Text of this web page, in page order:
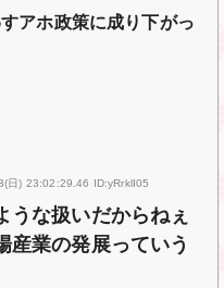
アホ政策に成り下がっ
日) 23:02:29.46 ID:yRrklI05
うな扱いだからねぇ
産業の発展っていう